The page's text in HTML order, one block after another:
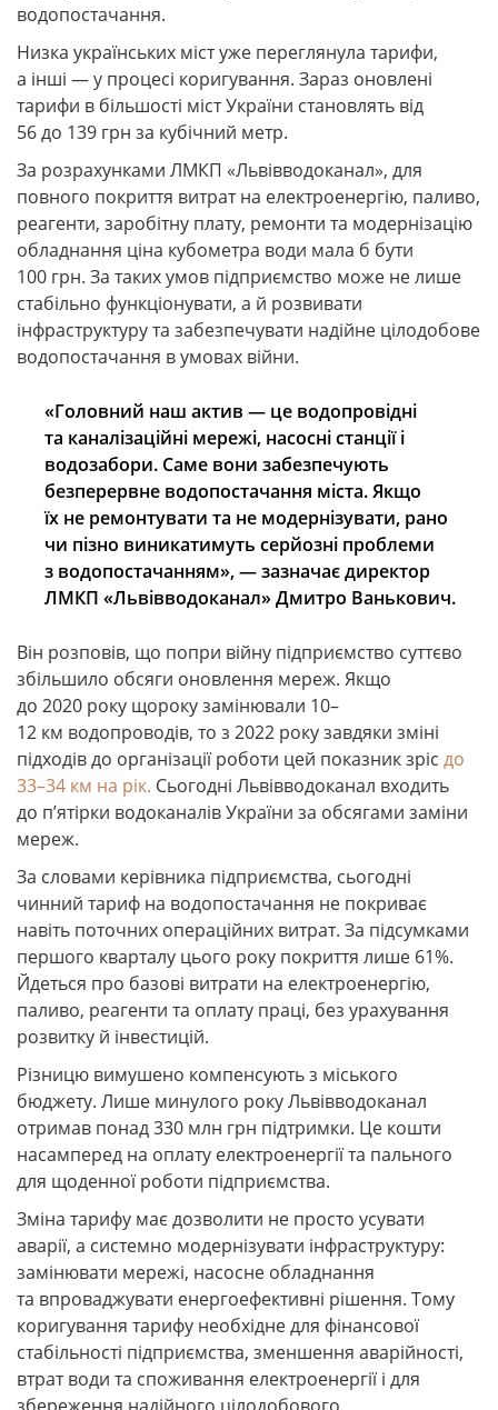
водопостачання.
Низка українських міст уже переглянула тарифи,
а інші — у процесі коригування. Зараз оновлені
тарифи в більшості міст України становлять від
56 до 139 грн за кубічний метр.
За розрахунками ЛМКП «Львівводоканал», для
повного покриття витрат на електроенергію, паливо,
реагенти, заробітну плату, ремонти та модернізацію
обладнання ціна кубометра води мала б бути
100 грн. За таких умов підприємство може не лише
стабільно функціонувати, а й розвивати
інфраструктуру та забезпечувати надійне цілодобове
водопостачання в умовах війни.
«Головний наш актив — це водопровідні
та каналізаційні мережі, насосні станції і
водозабори. Саме вони забезпечують
безперервне водопостачання міста. Якщо
їх не ремонтувати та не модернізувати, рано
чи пізно виникатимуть серйозні проблеми
з водопостачанням», — зазначає директор
ЛМКП «Львівводоканал» Дмитро Ванькович.
Він розповів, що попри війну підприємство суттєво
збільшило обсяги оновлення мереж. Якщо
до 2020 року щороку замінювали 10–
12 км водопроводів, то з 2022 року завдяки зміні
підходів до організації роботи цей показник зріс до
33–34 км на рік. Сьогодні Львівводоканал входить
до п’ятірки водоканалів України за обсягами заміни
мереж.
За словами керівника підприємства, сьогодні
чинний тариф на водопостачання не покриває
навіть поточних операційних витрат. За підсумками
першого кварталу цього року покриття лише 61%.
Йдеться про базові витрати на електроенергію,
паливо, реагенти та оплату праці, без урахування
розвитку й інвестицій.
Різницю вимушено компенсують з міського
бюджету. Лише минулого року Львівводоканал
отримав понад 330 млн грн підтримки. Це кошти
насамперед на оплату електроенергії та пального
для щоденної роботи підприємства.
Зміна тарифу має дозволити не просто усувати
аварії, а системно модернізувати інфраструктуру:
замінювати мережі, насосне обладнання
та впроваджувати енергоефективні рішення. Тому
коригування тарифу необхідне для фінансової
стабільності підприємства, зменшення аварійності,
втрат води та споживання електроенергії і для